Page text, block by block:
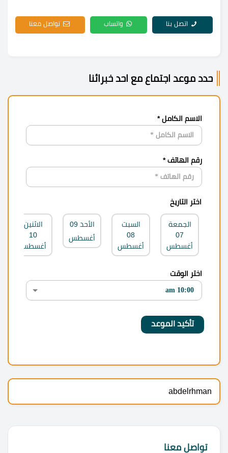
اتصل بنا واتساب تواصل معنا
حدد موعد اجتماع مع احد خبرائنا
الاسم الكامل *
رقم الهاتف *
اختر التاريخ
الجمعة
07
أغسطس
السبت
08
أغسطس
الأحد 09
أغسطس
الاثنين
10
أغسطس
اختر الوقت
abdelrhman
تواصل معنا